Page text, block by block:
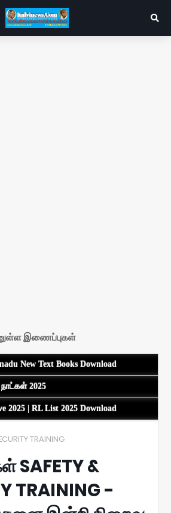
இணைப்புகள்
New Text Books Download
நாட்கள் 2025
2025 | RL List 2025 Download
TRAINING
SAFETY &
TRAINING -